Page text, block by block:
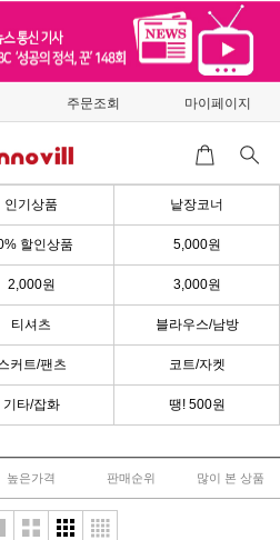
주문조회 마이페이지
인기상품 낱장코너
할인상품 5,000원
2,000원 3,000원
티셔츠 블라우스/남방
커트/팬츠 코트/자켓
기타/잡화 땡! 500원
높은가격 판매순위 많이 본 상품